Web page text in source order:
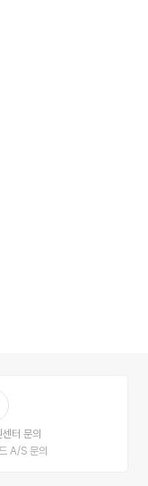
터 문의
A/S 문의